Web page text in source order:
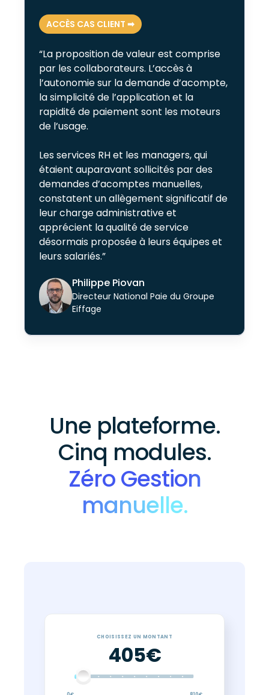
ACCÈS CAS CLIENT ➡︎
“La proposition de valeur est comprise
par les collaborateurs. L’accès à
l’autonomie sur la demande d’acompte,
la simplicité de l’application et la
rapidité de paiement sont les moteurs
de l’usage.
Les services RH et les managers, qui
étaient auparavant sollicités par des
demandes d’acomptes manuelles,
constatent un allègement significatif de
leur charge administrative et
apprécient la qualité de service
désormais proposée à leurs équipes et
leurs salariés.”
Philippe Piovan
Directeur National Paie du Groupe
Eiffage
Une plateforme.
Cinq modules.
Zéro Gestion
manuelle.
CHOISISSEZ UN MONTANT
405€